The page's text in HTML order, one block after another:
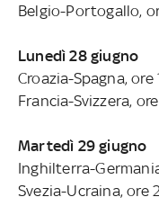
Belgio-Portogallo,
Lunedì 28 giugno
Croazia-Spagna,
Francia-Svizzera,
Martedì 29 giugno
Inghilterra-
Svezia-Ucraina, ore